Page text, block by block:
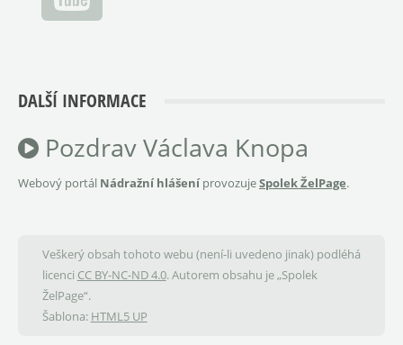
DALŠÍ INFORMACE
Pozdrav Václava Knopa
Webový portál Nádražní hlášeníprovozujeSpolek ŽelPage.
Veškerý obsah tohoto webu (není-li uvedeno jinak) podléhá
licenci CC BY-NC-ND 4.0. Autorem obsahu je „Spolek
ŽelPage“.
Šablona: HTML5 UP